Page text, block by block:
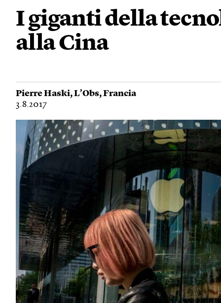
I giganti della
alla Cina
Pierre Haski,L’Obs,Francia
3.8.2017